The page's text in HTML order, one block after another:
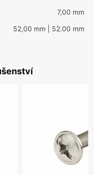
7,00 mm
52,00 mm | 52.00 mm